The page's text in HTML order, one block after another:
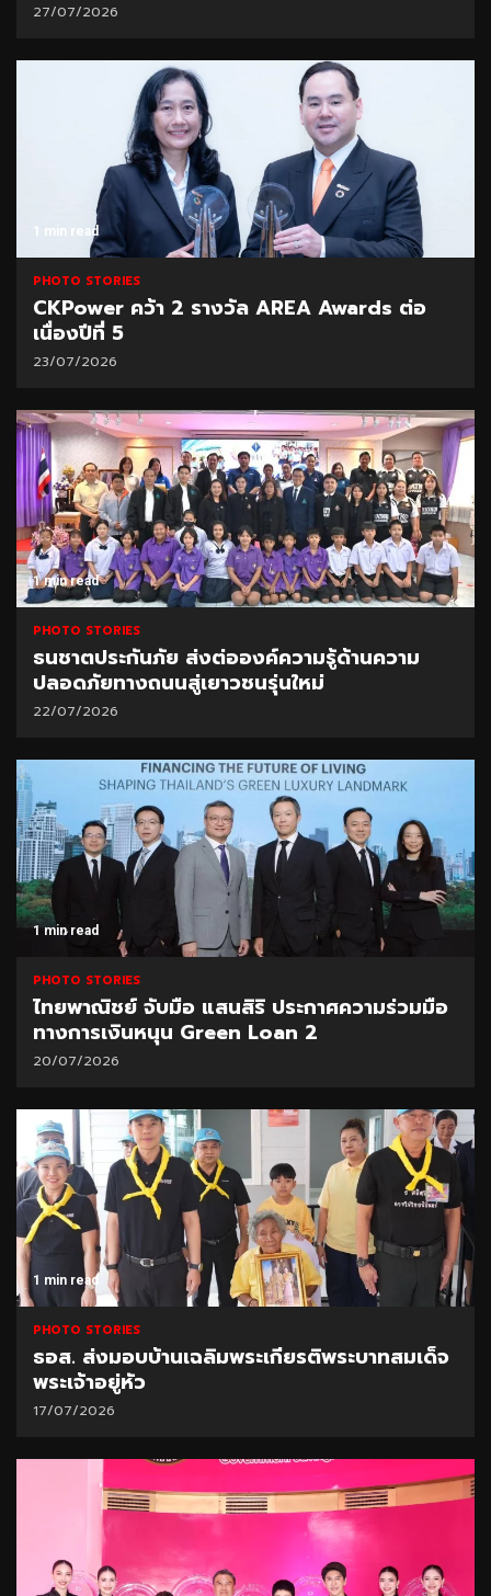
27/07/2026
1 min read
PHOTO STORIES
CKPower คว้า 2 รางวัล AREA Awards ต่อ
เนื่องปีที่ 5
23/07/2026
1 min read
PHOTO STORIES
ธนชาตประกันภัย ส่งต่อองค์ความรู้ด้านความ
ปลอดภัยทางถนนสู่เยาวชนรุ่นใหม่
22/07/2026
1 min read
PHOTO STORIES
ไทยพาณิชย์ จับมือ แสนสิริ ประกาศความร่วมมือ
ทางการเงินหนุน Green Loan 2
20/07/2026
1 min read
PHOTO STORIES
ธอส. ส่งมอบบ้านเฉลิมพระเกียรติพระบาทสมเด็จ
พระเจ้าอยู่หัว
17/07/2026